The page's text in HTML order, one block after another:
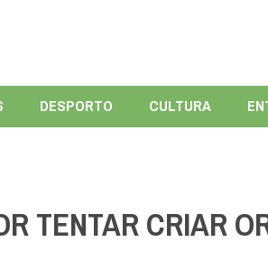
DESPORTO CULTURA
TENTAR CRIAR